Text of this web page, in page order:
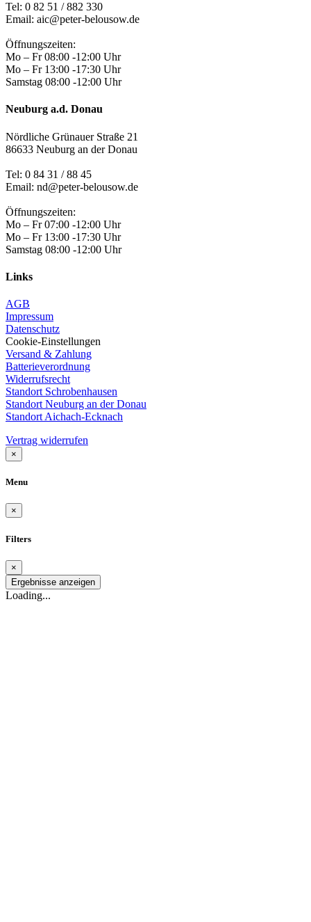
Tel: 0 82 51 / 882 330
Email: aic@peter-belousow.de
Öffnungszeiten:
Mo – Fr 08:00 -12:00 Uhr
Mo – Fr 13:00 -17:30 Uhr
Samstag 08:00 -12:00 Uhr
Neuburg a.d. Donau
Nördliche Grünauer Straße 21
86633 Neuburg an der Donau
Tel: 0 84 31 / 88 45
Email: nd@peter-belousow.de
Öffnungszeiten:
Mo – Fr 07:00 -12:00 Uhr
Mo – Fr 13:00 -17:30 Uhr
Samstag 08:00 -12:00 Uhr
Links
AGB
Impressum
Datenschutz
Cookie-Einstellungen
Versand & Zahlung
Batterieverordnung
Widerrufsrecht
Standort Schrobenhausen
Standort Neuburg an der Donau
Standort Aichach-Ecknach
Vertrag widerrufen
×
Menu
×
Filters
×
Ergebnisse anzeigen
Loading...